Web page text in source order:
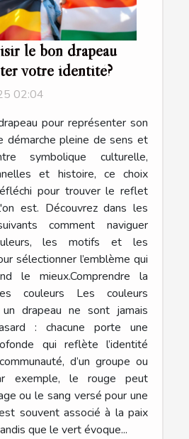
le bon drapeau
votre identité?
02:04
pour représenter son
démarche pleine de sens et
symbolique culturelle,
et histoire, ce choix
pour trouver le reflet
est. Découvrez dans les
comment naviguer
les motifs et les
sélectionner l’emblème qui
le mieux.Comprendre la
couleurs Les couleurs
drapeau ne sont jamais
: chacune porte une
qui reflète l’identité
d’un groupe ou
exemple, le rouge peut
ou le sang versé pour une
souvent associé à la paix
que le vert évoque...